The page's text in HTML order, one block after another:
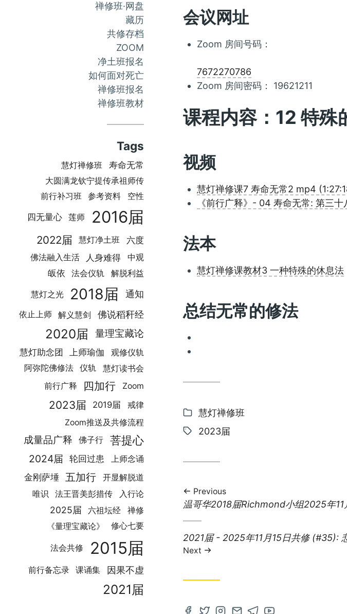
禅修班·网盘
藏历
共修存档
ZOOM
净土班报名
如何面对死亡
禅修班报名
禅修班教材
Tags
慧灯禅修班 寿命无常
大圆满龙钦宁提传承祖师传
前行补习班 参考资料 空性
四无量心 莲师 2016届
2022届 慧灯净土班 六度
佛法融入生活 人身难得 中观
皈依 法会仪轨 解脱利益
慧灯之光 2018届 通知
依止上师 解义慧剑 佛说稻秆经
2020届 量理宝藏论
慧灯助念团 上师瑜伽
观修仪轨
阿弥陀佛修法
仪轨
慧灯读书会
前行广释
四加行 Zoom
2023届 2019届
戒律
Zoom推送及共修流程
成量品广释 佛子行 菩提心
2024届 轮回过患 上师念诵
金刚萨埵 五加行
开显解脱道
唯识
法王晋美彭措传 入行论
2025届 六祖坛经 禅修
《量理宝藏论》 修心七要
法会共修 2015届
前行备忘录 课诵集 因果不虚
2021届
会议网址
Zoom 房间号码：
7672270786
Zoom 房间密码： 19621211
课程内容：12 特殊
视频
慧灯禅修课7 寿命无常2 mp4
《前行广释》- 04 寿命无常: 第三
法本
慧灯禅修课教材3 一种特殊的休息法
总结无常的修法
Categories:
慧灯禅修班
Tags:
2023届
Previous
Previous
温哥华2018届Richmond小组2025年11
Next
post:
2021届 - 2025年11月15日共修 (#35):
Next
OpenOpenOpenContact
OpenOpen